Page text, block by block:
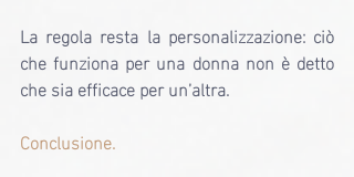
La regola resta la personalizzazione: ciò
che funziona per una donna non è detto
che sia efficace per un’altra.
Conclusione.